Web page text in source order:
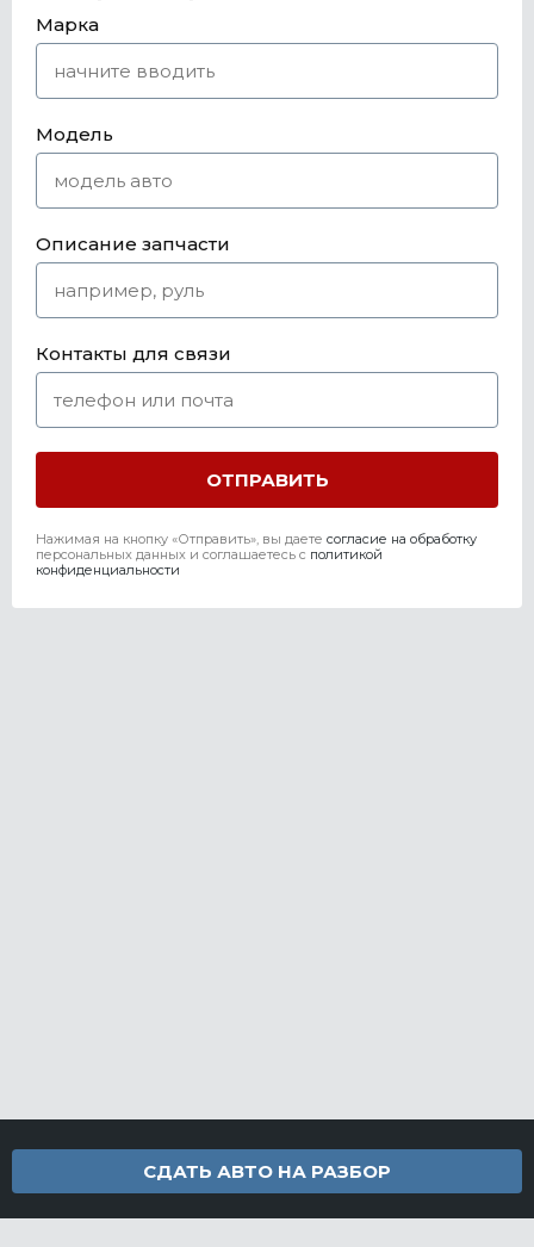
Марка
Модель
Описание запчасти
Контакты для связи
Нажимая на кнопку «Отправить», вы даете согласие на обработку
персональных данных и соглашаетесь c политикой
конфиденциальности
СДАТЬ АВТО НА РАЗБОР